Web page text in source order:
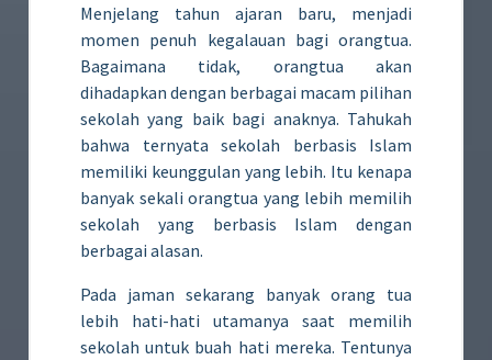
Menjelang tahun ajaran baru, menjadi
momen penuh kegalauan bagi orangtua.
Bagaimana tidak, orangtua akan
dihadapkan dengan berbagai macam pilihan
sekolah yang baik bagi anaknya. Tahukah
bahwa ternyata sekolah berbasis Islam
memiliki keunggulan yang lebih. Itu kenapa
banyak sekali orangtua yang lebih memilih
sekolah yang berbasis Islam dengan
berbagai alasan.
Pada jaman sekarang banyak orang tua
lebih hati-hati utamanya saat memilih
sekolah untuk buah hati mereka. Tentunya